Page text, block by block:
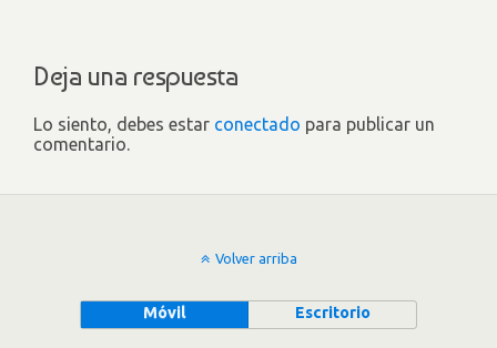
Deja una respuesta
Lo siento, debes estar conectado para publicar un
comentario.
Volver arriba
Móvil Escritorio